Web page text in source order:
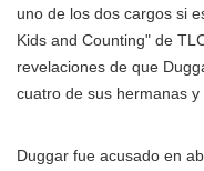
uno de los dos cargos si
Kids and Counting" de
revelaciones de que
cuatro de sus hermanas y
Duggar fue acusado en